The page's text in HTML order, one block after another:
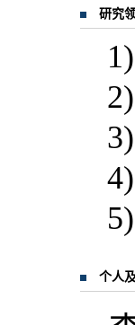
研究
个人